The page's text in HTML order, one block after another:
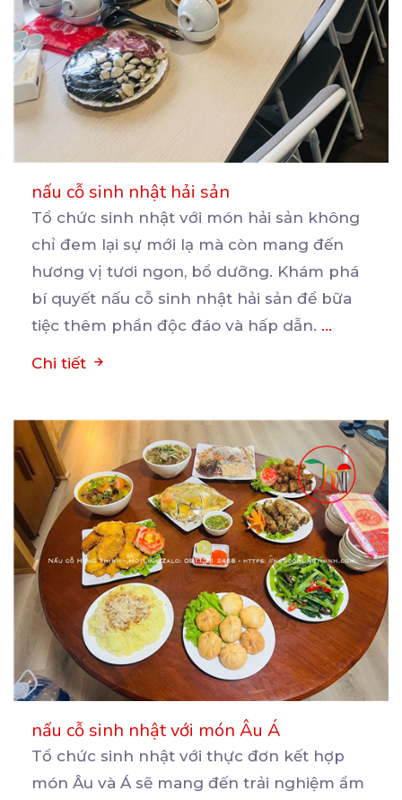
nấu cỗ sinh nhật hải sản
Tổ chức sinh nhật với món hải sản không
chỉ đem lại sự mới lạ mà còn mang đến
hương vị tươi ngon, bổ dưỡng. Khám phá
bí quyết nấu cỗ sinh nhật hải sản để bữa
tiệc thêm phần độc đáo và hấp dẫn. ...
Chi tiết
nấu cỗ sinh nhật với món Âu Á
Tổ chức sinh nhật với thực đơn kết hợp
món Âu và Á sẽ mang đến trải nghiệm ẩm